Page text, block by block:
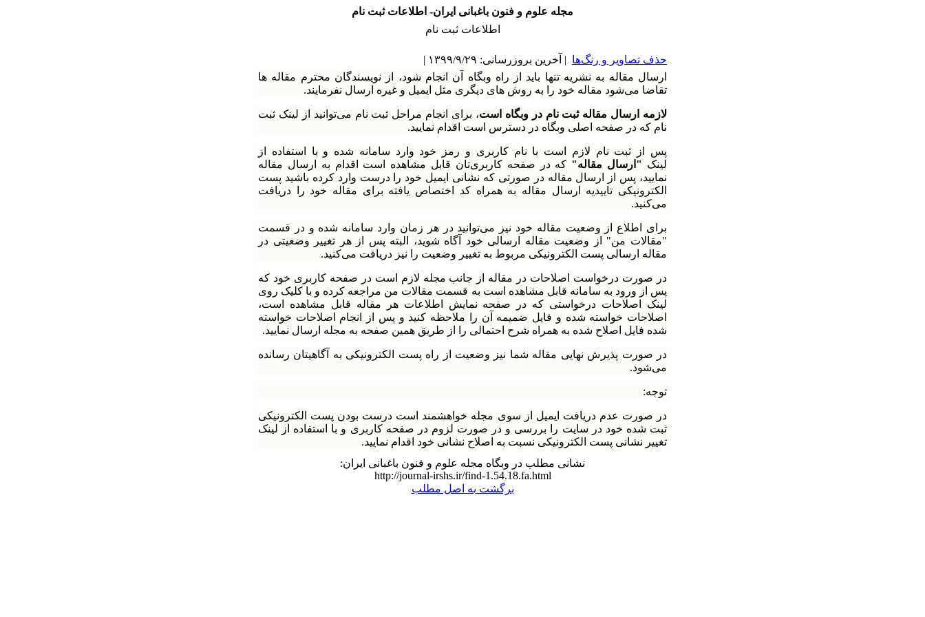
مجله علوم و فنون باغبانی ایران- اطلاعات ثبت نام
اطلاعات ثبت نام
حذف تصاویر و رنگ‌ها | آخرین بروزرسانی: ۱۳۹۹/۹/۲۹ |
ارسال مقاله به نشریه تنها باید از راه وبگاه آن انجام شود، از نویسندگان محترم مقاله ها
تقاضا می‌شود مقاله خود را به روش های دیگری مثل ایمیل و غیره ارسال نفرمایند.
لازمه ارسال مقاله ثبت نام در وبگاه است، برای انجام مراحل ثبت نام می‌توانید از لینک ثبت
نام که در صفحه اصلی وبگاه در دسترس است اقدام نمایید.
پس از ثبت نام لازم است با نام کاربری و رمز خود وارد سامانه شده و با استفاده از
لینک "ارسال مقاله" که در صفحه کاربری‌تان قابل مشاهده است اقدام به ارسال مقاله
نمایید، پس از ارسال مقاله در صورتی که نشانی ایمیل خود را درست وارد کرده باشید پست
الکترونیکی تاییدیه ارسال مقاله به همراه کد اختصاص یافته برای مقاله خود را دریافت
می‌کنید.
برای اطلاع از وضعیت مقاله خود نیز می‌توانید در هر زمان وارد سامانه شده و در قسمت
"مقالات من" از وضعیت مقاله ارسالی خود آگاه شوید، البته پس از هر تغییر وضعیتی در
مقاله ارسالی پست الکترونیکی مربوط به تغییر وضعیت را نیز دریافت می‌کنید.
در صورت درخواست اصلاحات در مقاله از جانب مجله لازم است در صفحه کاربری خود که
پس از ورود به سامانه قابل مشاهده است به قسمت مقالات من مراجعه کرده و با کلیک روی
لینک اصلاحات درخواستی که در صفحه نمایش اطلاعات هر مقاله قابل مشاهده است،
اصلاحات خواسته شده و فایل ضمیمه آن را ملاحظه کنید و پس از انجام اصلاحات خواسته
شده فایل اصلاح شده به همراه شرح احتمالی را از طریق همین صفحه به مجله ارسال نمایید.
در صورت پذیرش نهایی مقاله شما نیز وضعیت از راه پست الکترونیکی به آگاهی‎تان رسانده
می‌شود.
توجه:
در صورت عدم دریافت ایمیل از سوی مجله خواهشمند است درست بودن پست الکترونیکی
ثبت شده خود در سایت را بررسی و در صورت لزوم در صفحه کاربری و با استفاده از لینک
تغییر نشانی پست الکترونیکی نسبت به اصلاح نشانی خود اقدام نمایید.
نشانی مطلب در وبگاه مجله علوم و فنون باغبانی ایران:
http://journal-irshs.ir/find-1.54.18.fa.html
برگشت به اصل مطلب